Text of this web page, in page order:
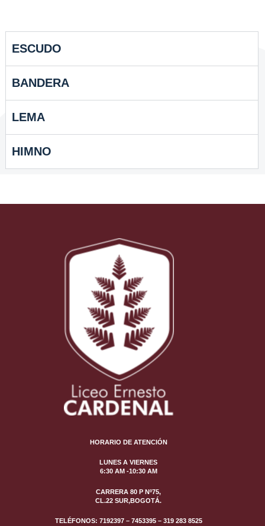
ESCUDO
BANDERA
LEMA
HIMNO
HORARIO DE ATENCIÓN
LUNES A VIERNES
6:30 AM -10:30 AM
CARRERA 80 P Nº75,
CL.22 SUR,BOGOTÁ.
TELÉFONOS: 7192397 – 7453395 – 319 283 8525